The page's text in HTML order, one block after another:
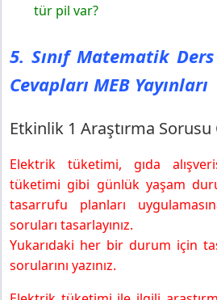
tür pil var?
5. Sınıf Matematik
Cevapları MEB Yayınları
Etkinlik 1 Araştırma
Elektrik tüketimi, gıda
tüketimi gibi günlük yaşam
tasarrufu planları
soruları tasarlayınız.
Yukarıdaki her bir durum için
sorularını yazınız.